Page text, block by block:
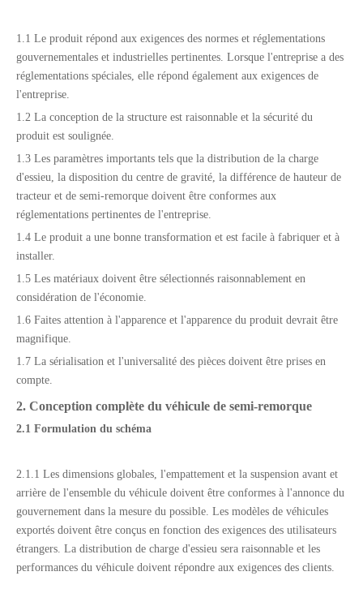
1.1 Le produit répond aux exigences des normes et réglementations
gouvernementales et industrielles pertinentes. Lorsque l'entreprise a des
réglementations spéciales, elle répond également aux exigences de
l'entreprise.
1.2 La conception de la structure est raisonnable et la sécurité du
produit est soulignée.
1.3 Les paramètres importants tels que la distribution de la charge
d'essieu, la disposition du centre de gravité, la différence de hauteur de
tracteur et de semi-remorque doivent être conformes aux
réglementations pertinentes de l'entreprise.
1.4 Le produit a une bonne transformation et est facile à fabriquer et à
installer.
1.5 Les matériaux doivent être sélectionnés raisonnablement en
considération de l'économie.
1.6 Faites attention à l'apparence et l'apparence du produit devrait être
magnifique.
1.7 La sérialisation et l'universalité des pièces doivent être prises en
compte.
2. Conception complète du véhicule de semi-remorque
2.1 Formulation du schéma
2.1.1 Les dimensions globales, l'empattement et la suspension avant et
arrière de l'ensemble du véhicule doivent être conformes à l'annonce du
gouvernement dans la mesure du possible. Les modèles de véhicules
exportés doivent être conçus en fonction des exigences des utilisateurs
étrangers. La distribution de charge d'essieu sera raisonnable et les
performances du véhicule doivent répondre aux exigences des clients.